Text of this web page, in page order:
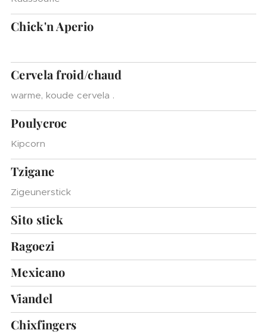
Chick'n Aperio
Cervela froid/chaud
warme, koude cervela .
Poulycroc
Kipcorn
Tzigane
Zigeunerstick
Sito stick
Ragoezi
Mexicano
Viandel
Chixfingers